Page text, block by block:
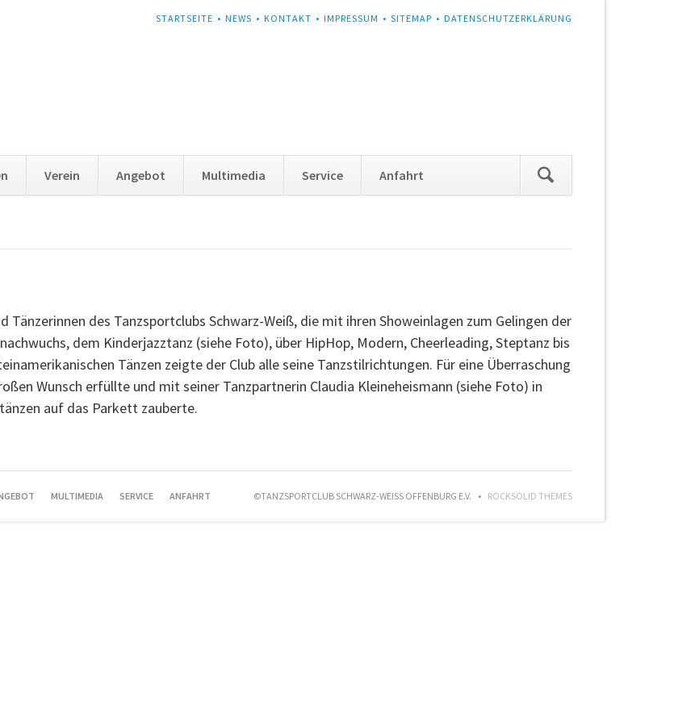
NAVIGATION
STARTSEITE NEWS KONTAKT IMPRESSUM SITEMAP DATENSCHUTZERKLÄRUNG
überspringen
Verein Angebot Multimedia Service Anfahrt
Tänzerinnen des Tanzsportclubs Schwarz-Weiß, die mit ihren Showeinlagen zum Gelingen der
dem Kinderjazztanz (siehe Foto), über HipHop, Modern, Cheerleading, Steptanz bis
Tänzen zeigte der Club alle seine Tanzstilrichtungen. Für eine Überraschung
Wunsch erfüllte und mit seiner Tanzpartnerin Claudia Kleineheismann (siehe Foto) in
auf das Parkett zauberte.
MULTIMEDIA SERVICE ANFAHRT ©TANZSPORTCLUB SCHWARZ-WEISS OFFENBURG E.V. ROCKSOLID THEMES